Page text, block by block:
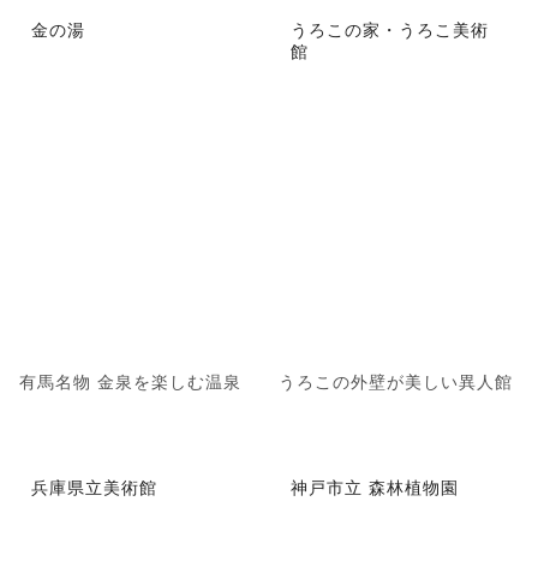
金の湯
有馬名物 金泉を楽しむ温泉
うろこの家・うろこ美術
館
うろこの外壁が美しい異人館
兵庫県立美術館 神戸市立 森林植物園